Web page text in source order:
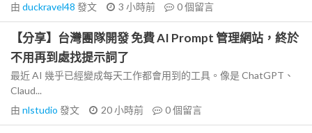
由 duckravel48 發文 3 小時前 0個留言
【分享】台灣團隊開發 免費 AI Prompt 管理網站，終於
不用再到處找提示詞了
最近 AI 幾乎已經變成每天工作都會用到的工具。像是 ChatGPT、
Claud...
由 nlstudio 發文 20 小時前 0個留言